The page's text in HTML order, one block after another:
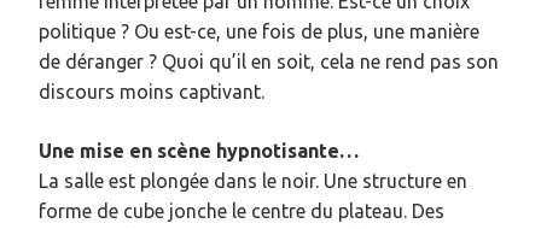
politique ? Ou est-ce, une fois de plus, une manière
de déranger ? Quoi qu’il en soit, cela ne rend pas son
discours moins captivant.
Une mise en scène hypnotisante…
La salle est plongée dans le noir. Une structure en
forme de cube jonche le centre du plateau. Des